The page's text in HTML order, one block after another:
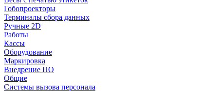
Гобопроекторы
Терминалы сбора данных
Ручные 2D
Работы
Кассы
Оборудование
Маркировка
Внедрение ПО
Общие
Системы вызова персонала